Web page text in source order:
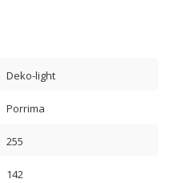
Deko-light
Porrima
255
142